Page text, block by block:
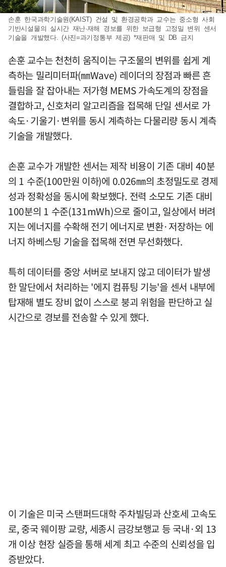
손훈 한국과학기술원(KAIST) 건설 및 환경공학과 교수는 중소형 사회
기반시설물의 실시간 재난·재해 경보를 위한 보급형 고정밀 변위 센서
기술을 개발했다. (사진=과기정통부 제공) *재판매 및 DB 금지
손훈 교수는 천천히 움직이는 구조물의 변위를 쉽게 계
측하는 밀리미터파(㎜Wave) 레이더의 장점과 빠른 흔
들림을 잘 잡아내는 저가형 MEMS 가속도계의 장점을
결합하고, 신호처리 알고리즘을 접목해 단일 센서로 가
속도·기울기·변위를 동시 계측하는 다물리량 동시 계측
기술을 개발했다.
손훈 교수가 개발한 센서는 제작 비용이 기존 대비 40분
의 1 수준(100만원 이하)에 0.026㎜의 초정밀도로 경제
성과 정확성을 동시에 확보했다. 전력 소모도 기존 대비
100분의 1 수준(131mWh)으로 줄이고, 일상에서 버려
지는 에너지를 수확해 전기 에너지로 변환·저장하는 에
너지 하베스팅 기술을 접목해 전면 무선화했다.
특히 데이터를 중앙 서버로 보내지 않고 데이터가 발생
한 말단에서 처리하는 '에지 컴퓨팅 기능'을 센서 내부에
탑재해 별도 장비 없이 스스로 붕괴 위험을 판단하고 실
시간으로 경보를 전송할 수 있게 했다.
이 기술은 미국 스탠퍼드대학 주차빌딩과 산호세 고속도
로, 중국 웨이팡 교량, 세종시 금강보행교 등 국내·외 13
개 이상 현장 실증을 통해 세계 최고 수준의 신뢰성을 입
증받았다.